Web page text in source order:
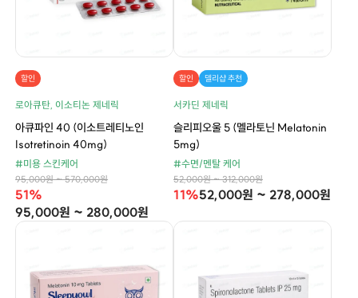
할인
로아큐탄, 이소티논 제네릭
아큐파인 40 (이소트레티노인
Isotretinoin 40mg)
#미용 스킨케어
95,000원 ~ 570,000원
51%
95,000원 ~ 280,000원
할인 델리샵 추천
서카딘 제네릭
슬리피오울 5 (멜라토닌 Melatonin
5mg)
#수면/멘탈 케어
52,000원 ~ 312,000원
11%52,000원 ~ 278,000원